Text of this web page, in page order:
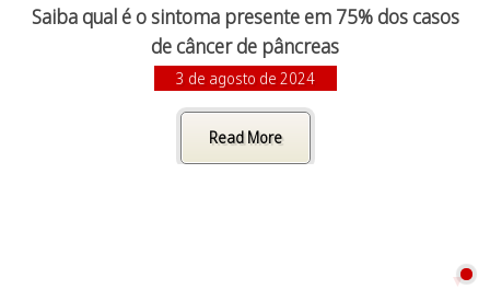
Saiba qual é o sintoma presente em 75% dos casos
de câncer de pâncreas
3 de agosto de 2024
Read More